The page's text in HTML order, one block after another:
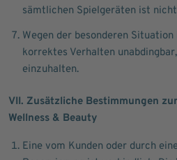
sämtlichen Spielgeräten ist
Wegen der besonderen
korrektes Verhalten
einzuhalten.
VII. Zusätzliche Bestimmungen
Wellness & Beauty
Eine vom Kunden oder durch